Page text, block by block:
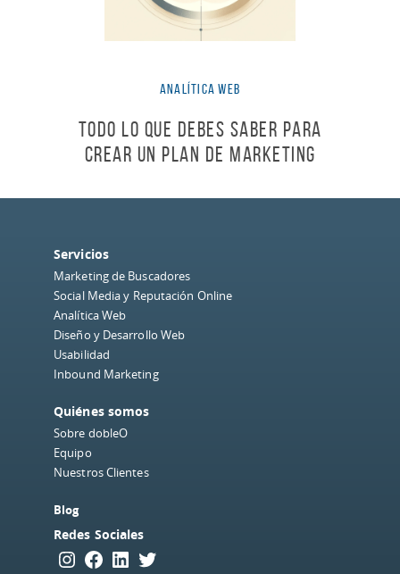
Analítica Web
Todo lo que debes saber para
crear un Plan de Marketing
Servicios
Marketing de Buscadores
Social Media y Reputación Online
Analítica Web
Diseño y Desarrollo Web
Usabilidad
Inbound Marketing
Quiénes somos
Sobre dobleO
Equipo
Nuestros Clientes
Blog
Redes Sociales
Instagram Facebook LinkedIn Twitter